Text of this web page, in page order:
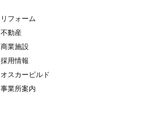
リフォーム
不動産
商業施設
採用情報
オスカービルド
事業所案内